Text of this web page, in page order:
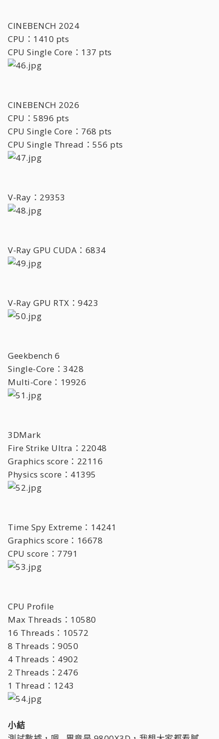
CINEBENCH 2024
CPU：1410 pts
CPU Single Core：137 pts
CINEBENCH 2026
CPU：5896 pts
CPU Single Core：768 pts
CPU Single Thread：556 pts
V-Ray：29353
V-Ray GPU CUDA：6834
V-Ray GPU RTX：9423
Geekbench 6
Single-Core：3428
Multi-Core：19926
3DMark
Fire Strike Ultra：22048
Graphics score：22116
Physics score：41395
Time Spy Extreme：14241
Graphics score：16678
CPU score：7791
CPU Profile
Max Threads：10580
16 Threads：10572
8 Threads：9050
4 Threads：4902
2 Threads：2476
1 Thread：1243
小結